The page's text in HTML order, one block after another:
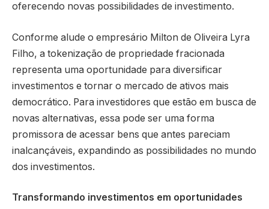
oferecendo novas possibilidades de investimento.
Conforme alude o empresário Milton de Oliveira Lyra
Filho, a tokenização de propriedade fracionada
representa uma oportunidade para diversificar
investimentos e tornar o mercado de ativos mais
democrático. Para investidores que estão em busca de
novas alternativas, essa pode ser uma forma
promissora de acessar bens que antes pareciam
inalcançáveis, expandindo as possibilidades no mundo
dos investimentos.
Transformando investimentos em oportunidades